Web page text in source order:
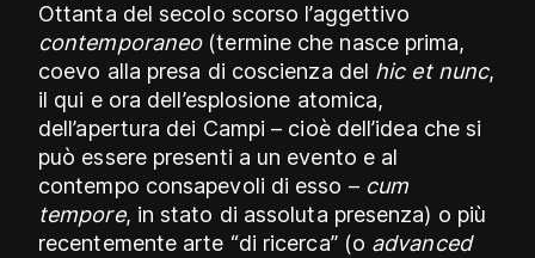
Ottanta del secolo scorso l’aggettivo
contemporaneo(termine che nasce prima,
coevo alla presa di coscienza del hic et nunc,
il qui e ora dell’esplosione atomica,
dell’apertura dei Campi – cioè dell’idea che si
può essere presenti a un evento e al
contempo consapevoli di esso – cum
tempore, in stato di assoluta presenza) o più
recentemente arte “di ricerca” (o advanced